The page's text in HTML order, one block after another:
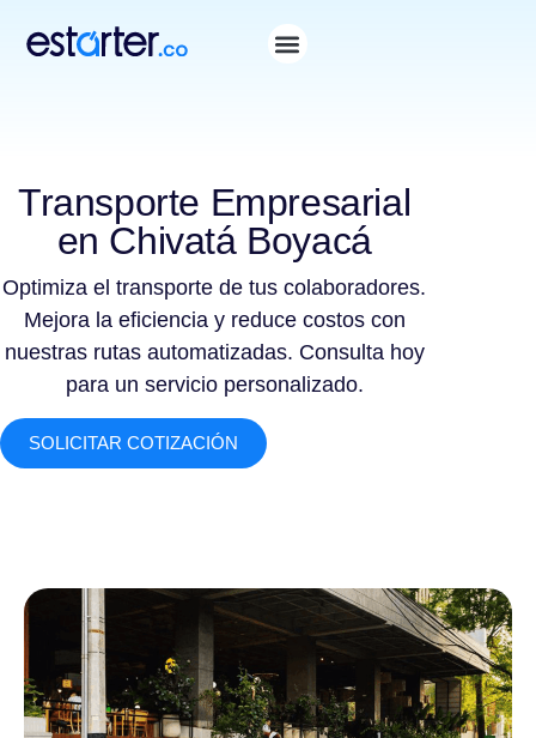
Transporte Empresarial
en Chivatá Boyacá
Optimiza el transporte de tus colaboradores.
Mejora la eficiencia y reduce costos con
nuestras rutas automatizadas. Consulta hoy
para un servicio personalizado.
SOLICITAR COTIZACIÓN